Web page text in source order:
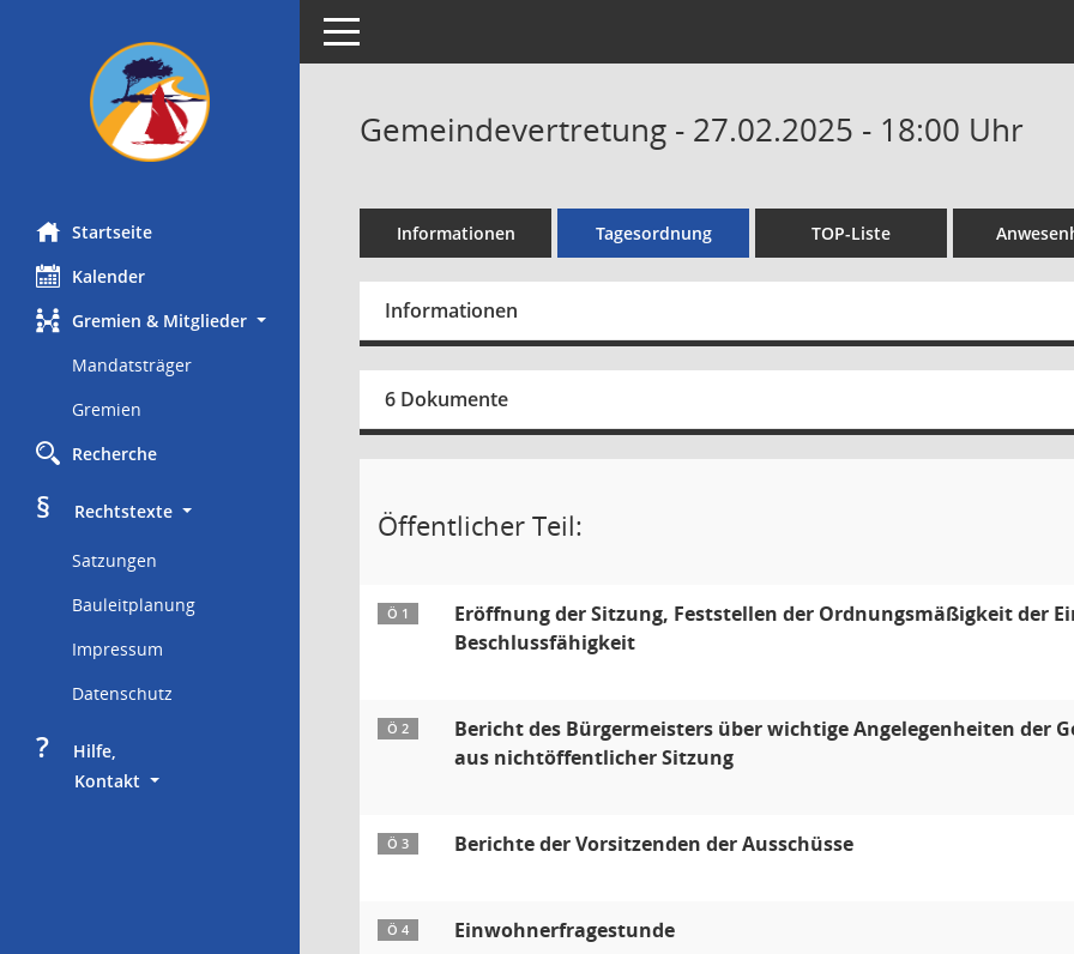
Startseite
Kalender
Gremien & Mitglieder
Mandatsträger
Gremien
Recherche
§
     Rechtstexte
Satzungen
Bauleitplanung
Impressum
Datenschutz
?
     Hilfe,
Kontakt
Toggle navigation
Gemeindevertretung - 27.02.2025 - 18:00 Uhr
Informationen Tagesordnung TOP-Liste
Informationen
6 Dokumente
Öffentlicher Teil:
Ö 1
Eröffnung der Sitzung, Feststellen der Ordnungsmäßigkeit der
Beschlussfähigkeit
Ö 2
Bericht des Bürgermeisters über wichtige Angelegenheiten der
aus nichtöffentlicher Sitzung
Ö 3 Berichte der Vorsitzenden der Ausschüsse
Ö 4 Einwohnerfragestunde